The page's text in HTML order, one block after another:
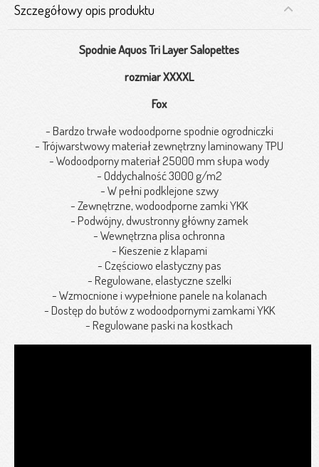
Szczegółowy opis produktu
Spodnie Aquos Tri Layer Salopettes
rozmiar XXXXL
Fox
- Bardzo trwałe wodoodporne spodnie ogrodniczki
- Trójwarstwowy materiał zewnętrzny laminowany TPU
- Wodoodporny materiał 25000 mm słupa wody
- Oddychalność 3000 g/m2
- W pełni podklejone szwy
- Zewnętrzne, wodoodporne zamki YKK
- Podwójny, dwustronny główny zamek
- Wewnętrzna plisa ochronna
- Kieszenie z klapami
- Częściowo elastyczny pas
- Regulowane, elastyczne szelki
- Wzmocnione i wypełnione panele na kolanach
- Dostęp do butów z wodoodpornymi zamkami YKK
- Regulowane paski na kostkach